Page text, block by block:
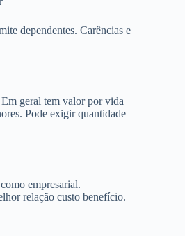
dependentes. Carências e
geral tem valor por vida
Pode exigir quantidade
empresarial.
relação custo benefício.